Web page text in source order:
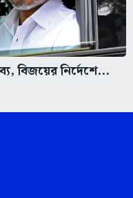
বিজয়ের নির্দেশে...